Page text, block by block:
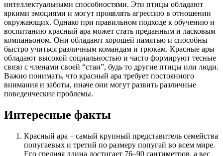
интеллектуальными способностями. Эти птицы обладают
яркими эмоциями и могут проявлять агрессию в отношении
окружающих. Однако при правильном подходе к обучению и
воспитанию красный ара может стать преданным и ласковым
компаньоном. Они обладают хорошей памятью и способны
быстро учиться различным командам и трюкам. Красные ары
обладают высокой социальностью и часто формируют тесные
связи с членами своей “стаи”, будь то другие птицы или люди.
Важно понимать, что красный ара требует постоянного
внимания и заботы, иначе они могут развить различные
поведенческие проблемы.
Интересные факты
Красный ара – самый крупный представитель семейства
попугаевых и третий по размеру попугай во всем мире.
Его средняя длина достигает 76–90 сантиметров, а вес